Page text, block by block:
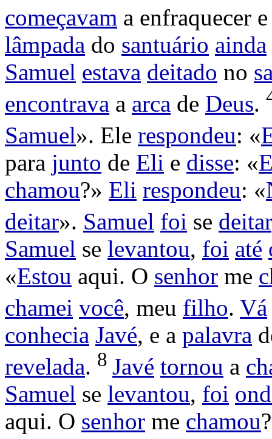
começavam a enfraquecer
lâmpada do santuário ainda
Samuel estava deitado no
encontrava a arca de Deus.
Samuel». Ele respondeu: «
para junto de Eli e disse: «
chamou?» Eli respondeu: «
deitar». Samuel foi se deitar
Samuel se levantou, foi até
«Estou aqui. O senhor me
chamei você, meu filho. Vá
conhecia Javé, e a palavra
revelada. 8 Javé tornou a
Samuel se levantou, foi
aqui. O senhor me chamou